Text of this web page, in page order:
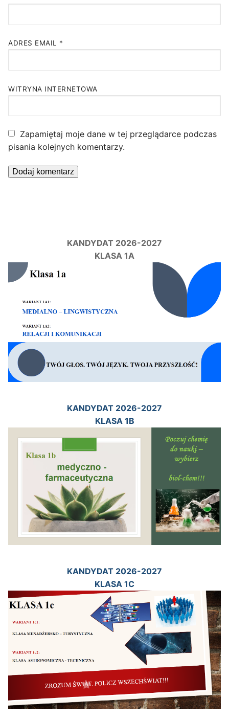
ADRES EMAIL *
WITRYNA INTERNETOWA
Zapamiętaj moje dane w tej przeglądarce podczas
pisania kolejnych komentarzy.
KANDYDAT 2026-2027
KLASA 1A
KANDYDAT 2026-2027
KLASA 1B
KANDYDAT 2026-2027
KLASA 1C